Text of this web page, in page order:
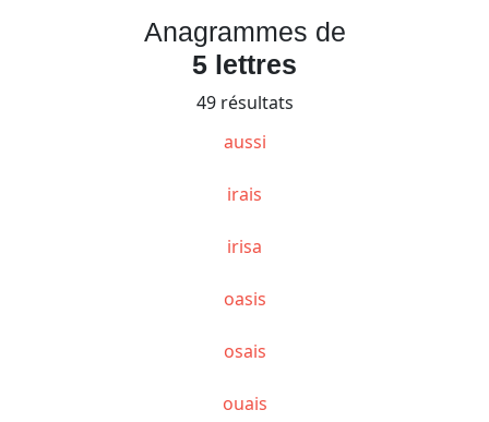
Anagrammes de
5 lettres
49 résultats
aussi
irais
irisa
oasis
osais
ouais